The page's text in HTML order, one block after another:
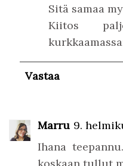
Sitä samaa
Kiitos
Vastaa
Marru 9.
Ihana